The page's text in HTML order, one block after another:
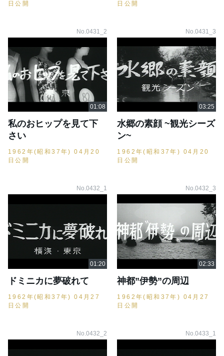
日公開 日公開
No.0431_2
私のおヒップを見て下
さい
1962年(昭和37年) 04月20
日公開
No.0431_3
水郷の素顔 ~観光シーズ
ン~
1962年(昭和37年) 04月20
日公開
No.0432_1
ドミニカに夢破れて
1962年(昭和37年) 04月27
日公開
No.0432_3
神都”伊勢”の周辺
1962年(昭和37年) 04月27
日公開
No.0432_2 No.0433_1